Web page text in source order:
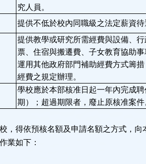
究人員。
提供不低於校內同職級之法定薪資
提供教學或研究所需經費與設備、
票、住宿與搬遷費、子女教育協助
運用其他政府部門補助經費方式籌
經費之規定辦理。
學校應於本部核准日起一年內完成
期）；超過期限者，廢止原核准案件
，得依預核名額及申請名額之方式，向
如下：